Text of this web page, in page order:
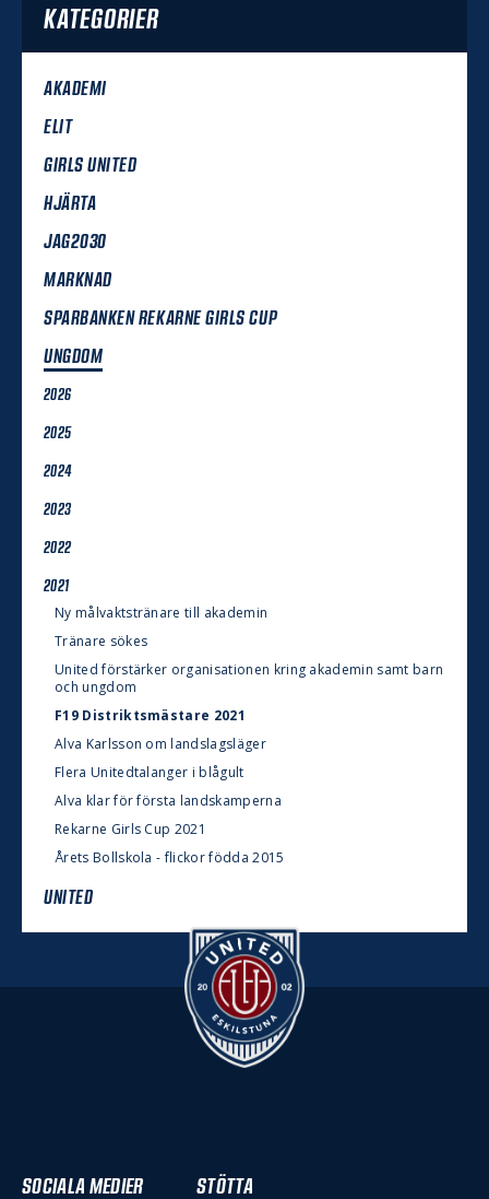
KATEGORIER
AKADEMI
ELIT
GIRLS UNITED
HJÄRTA
JAG2030
MARKNAD
SPARBANKEN REKARNE GIRLS CUP
UNGDOM
2026
2025
2024
2023
2022
2021
Ny målvaktstränare till akademin
Tränare sökes
United förstärker organisationen kring akademin samt barn
och ungdom
F19 Distriktsmästare 2021
Alva Karlsson om landslagsläger
Flera Unitedtalanger i blågult
Alva klar för första landskamperna
Rekarne Girls Cup 2021
Årets Bollskola - flickor födda 2015
UNITED
SOCIALA MEDIER STÖTTA